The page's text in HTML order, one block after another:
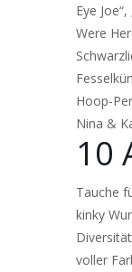
Eye
Were
Hoop-
Nina &
10
Tauche
kinky
voller